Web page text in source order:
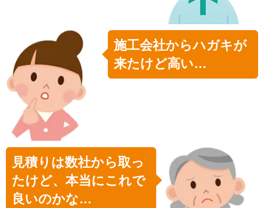
施工会社からハガキが
来たけど高い…
見積りは数社から取っ
たけど、本当にこれで
良いのかな…